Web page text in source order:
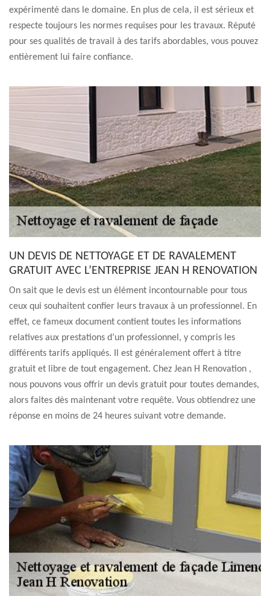
expérimenté dans le domaine. En plus de cela, il est sérieux et
respecte toujours les normes requises pour les travaux. Réputé
pour ses qualités de travail à des tarifs abordables, vous pouvez
entièrement lui faire confiance.
UN DEVIS DE NETTOYAGE ET DE RAVALEMENT
GRATUIT AVEC L’ENTREPRISE JEAN H RENOVATION
On sait que le devis est un élément incontournable pour tous
ceux qui souhaitent confier leurs travaux à un professionnel. En
effet, ce fameux document contient toutes les informations
relatives aux prestations d’un professionnel, y compris les
différents tarifs appliqués. Il est généralement offert à titre
gratuit et libre de tout engagement. Chez Jean H Renovation ,
nous pouvons vous offrir un devis gratuit pour toutes demandes,
alors faites dès maintenant votre requête. Vous obtiendrez une
réponse en moins de 24 heures suivant votre demande.